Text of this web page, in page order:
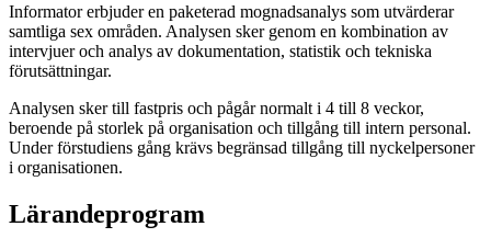
Informator erbjuder en paketerad mognadsanalys som utvärderar
samtliga sex områden. Analysen sker genom en kombination av
intervjuer och analys av dokumentation, statistik och tekniska
förutsättningar.
Analysen sker till fastpris och pågår normalt i 4 till 8 veckor,
beroende på storlek på organisation och tillgång till intern personal.
Under förstudiens gång krävs begränsad tillgång till nyckelpersoner
i organisationen.
Lärandeprogram